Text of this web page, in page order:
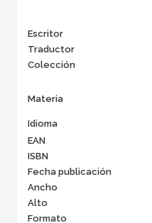
Escritor
Traductor
Colección
Materia
Idioma
EAN
ISBN
Fecha publicación
Ancho
Alto
Formato